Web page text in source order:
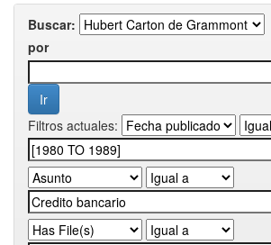
Buscar:
por
Filtros actuales: